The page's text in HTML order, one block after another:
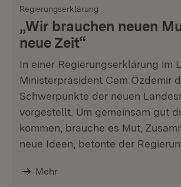
Regierungserklärung
„Wir brauchen neuen
neue Zeit“
In einer Regierungserklärung im
Ministerpräsident Cem Özdemir
Schwerpunkte der neuen
vorgestellt. Um gemeinsam gut
kommen, brauche es Mut,
neue Ideen, betonte der
Mehr